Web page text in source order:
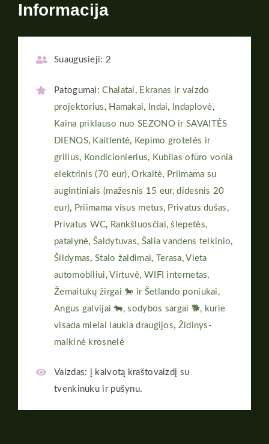
Informacija
Suaugusieji: 2
Patogumai: Chalatai , Ekranas ir vaizdo
projektorius , Hamakai, Indai, Indaplovė,
Kaina priklauso nuo SEZONO ir SAVAITĖS
DIENOS, Kaitlentė, Kepimo grotelės ir
grilius, Kondicionierius, Kubilas ofūro vonia
elektrinis (70 eur),Orkaitė, Priimama su
augintiniais (mažesnis 15 eur, didesnis 20
eur), Priimama visus metus, Privatus dušas ,
Privatus WC, Rankšluosčiai, šlepetės,
patalynė,Šaldytuvas, Šalia vandens telkinio,
Šildymas,Stalo žaidimai, Terasa,Vieta
automobiliui ,Virtuvė, WIFI internetas,
Žemaitukų žirgai 🐎 ir Šetlando poniukai,
Angus galvijai 🐄, sodybos sargai 🐕, kurie
visada mielai laukia draugijos, Židinys-
malkinė krosnelė
Vaizdas: į kalvotą kraštovaizdį su
tvenkinuku ir pušynu.